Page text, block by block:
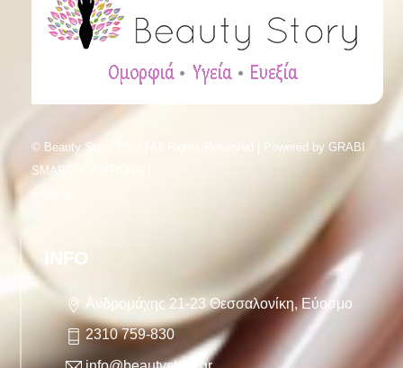
© Beauty Story 2023 | All Rights Reserved | Powered byGRABI
SMART SOLUTIONS |
INFO
Ανδρομάχης 21-23 Θεσσαλονίκη, Εύοσμο
2310 759-830